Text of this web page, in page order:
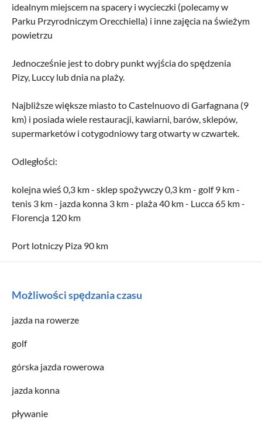
idealnym miejscem na spacery i wycieczki (polecamy w
Parku Przyrodniczym Orecchiella) i inne zajęcia na świeżym
powietrzu
Jednocześnie jest to dobry punkt wyjścia do spędzenia
Pizy, Luccy lub dnia na plaży.
Najbliższe większe miasto to Castelnuovo di Garfagnana (9
km) i posiada wiele restauracji, kawiarni, barów, sklepów,
supermarketów i cotygodniowy targ otwarty w czwartek.
Odległości:
kolejna wieś 0,3 km - sklep spożywczy 0,3 km - golf 9 km -
tenis 3 km - jazda konna 3 km - plaża 40 km - Lucca 65 km -
Florencja 120 km
Port lotniczy Piza 90 km
Możliwości spędzania czasu
jazda na rowerze
golf
górska jazda rowerowa
jazda konna
pływanie